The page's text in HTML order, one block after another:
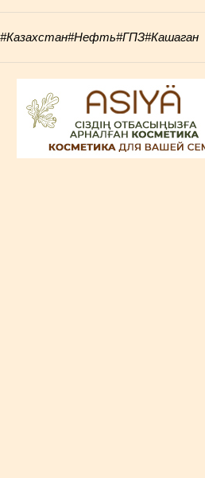
#Казахстан#Нефть#ГПЗ#Кашаган